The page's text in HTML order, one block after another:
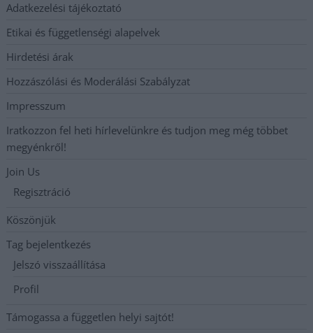
Adatkezelési tájékoztató
Etikai és függetlenségi alapelvek
Hirdetési árak
Hozzászólási és Moderálási Szabályzat
Impresszum
Iratkozzon fel heti hírlevelünkre és tudjon meg még többet
megyénkről!
Join Us
Regisztráció
Köszönjük
Tag bejelentkezés
Jelszó visszaállítása
Profil
Támogassa a független helyi sajtót!